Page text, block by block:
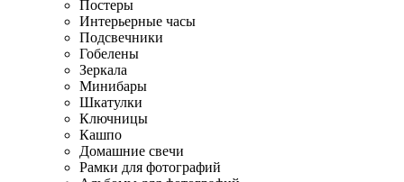
Постеры
Интерьерные часы
Подсвечники
Гобелены
Зеркала
Минибары
Шкатулки
Ключницы
Кашпо
Домашние свечи
Рамки для фотографий